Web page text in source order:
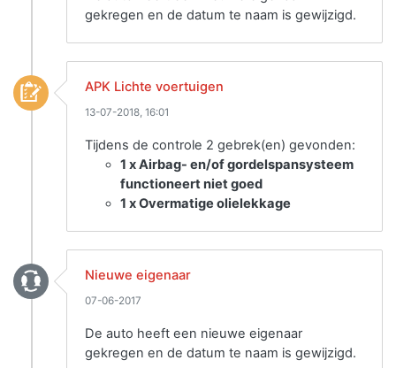
gekregen en de datum te naam is gewijzigd.
APK Lichte voertuigen
13-07-2018, 16:01
Tijdens de controle 2 gebrek(en) gevonden:
1 x Airbag- en/of gordelspansysteem
functioneert niet goed
1 x Overmatige olielekkage
Nieuwe eigenaar
07-06-2017
De auto heeft een nieuwe eigenaar
gekregen en de datum te naam is gewijzigd.